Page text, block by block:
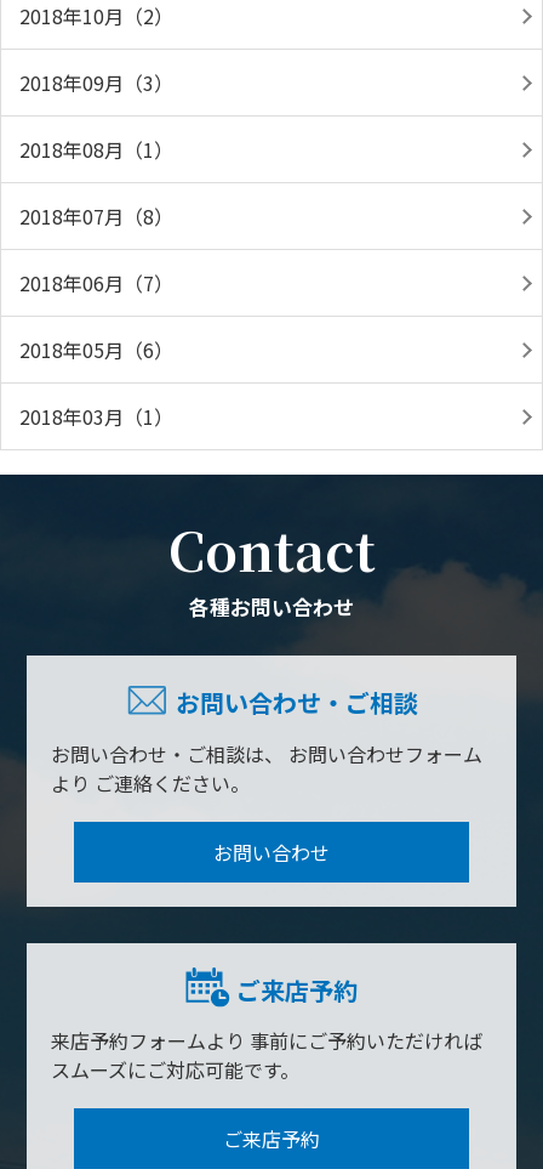
2018年10月（2）
2018年09月（3）
2018年08月（1）
2018年07月（8）
2018年06月（7）
2018年05月（6）
2018年03月（1）
Contact
各種お問い合わせ
お問い合わせ・ご相談
お問い合わせ・ご相談は、
お問い合わせフォーム
より ご連絡ください。
お問い合わせ
ご来店予約
来店予約フォームより 事前にご予約いただければ
スムーズにご対応可能です。
ご来店予約